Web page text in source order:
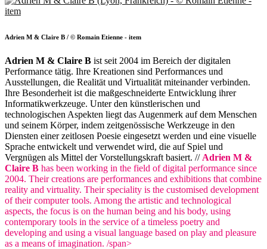
Adrien M & Claire B / © Romain Etienne - item
Adrien M & Claire B ist seit 2004 im Bereich der digitalen
Performance tätig. Ihre Kreationen sind Performances und
Ausstellungen, die Realität und Virtualität miteinander verbinden.
Ihre Besonderheit ist die maßgeschneiderte Entwicklung ihrer
Informatikwerkzeuge. Unter den künstlerischen und
technologischen Aspekten liegt das Augenmerk auf dem Menschen
und seinem Körper, indem zeitgenössische Werkzeuge in den
Diensten einer zeitlosen Poesie eingesetzt werden und eine visuelle
Sprache entwickelt und verwendet wird, die auf Spiel und
Vergnügen als Mittel der Vorstellungskraft basiert. // Adrien M &
Claire B has been working in the field of digital performance since
2004. Their creations are performances and exhibitions that combine
reality and virtuality. Their speciality is the customised development
of their computer tools. Among the artistic and technological
aspects, the focus is on the human being and his body, using
contemporary tools in the service of a timeless poetry and
developing and using a visual language based on play and pleasure
as a means of imagination. /span>